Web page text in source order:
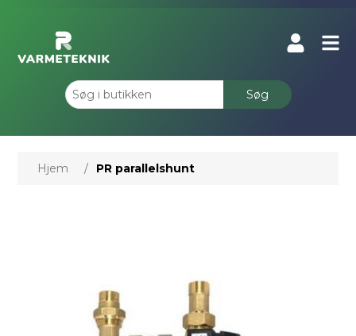
Søg
Hjem / PR parallelshunt